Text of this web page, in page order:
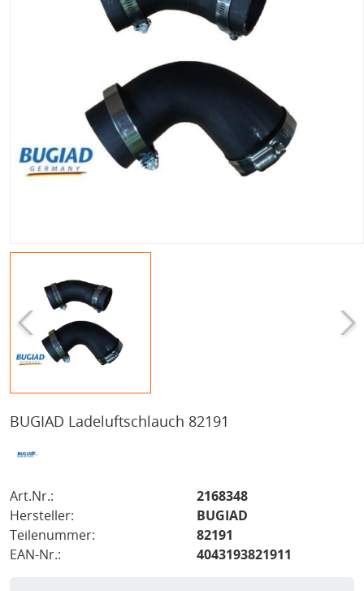
BUGIAD Ladeluftschlauch 82191
Art.Nr.:
2168348
Hersteller:
BUGIAD
Teilenummer:
82191
EAN-Nr.:
4043193821911